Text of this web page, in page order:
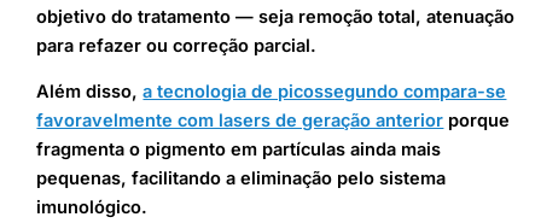
objetivo do tratamento — seja remoção total, atenuação
para refazer ou correção parcial.
Além disso,a tecnologia de picossegundo compara-se
favoravelmente com lasers de geração anterior porque
fragmenta o pigmento em partículas ainda mais
pequenas, facilitando a eliminação pelo sistema
imunológico.